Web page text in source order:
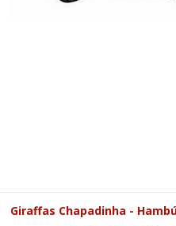
Giraffas Chapadinha -